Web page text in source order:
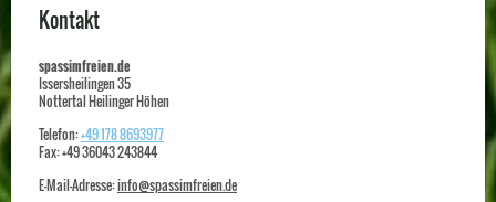
Kontakt
spassimfreien.de
Issersheilingen35
Nottertal Heilinger Höhen
Telefon:+49 178 8693977
Fax:+49 36043 243844
E-Mail-Adresse:info@spassimfreien.de